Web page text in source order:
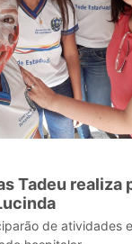
Tadeu realiza
de atividades